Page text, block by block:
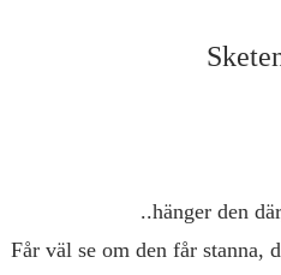
..hänger den
Får väl se om den får stanna,